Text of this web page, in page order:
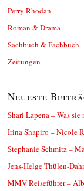
Perry Rhodan
Roman & Drama
Sachbuch & Fachbuch
Zeitungen
Neueste
Shari Lapena – Was
Irina Shapiro – Nicole
Stephanie Schmitz –
Jens-Helge Thülen-
MMV Reiseführer –